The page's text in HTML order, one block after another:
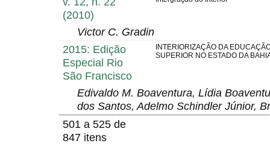
(2010)
Victor C. Gradin
2015: Edição
Especial Rio
São Francisco
INTERIORIZAÇÃO DA
SUPERIOR NO ESTADO DA
Edivaldo M. Boaventura, Lídia
dos Santos, Adelmo Schindler Júnior,
501 a 525 de
847 itens